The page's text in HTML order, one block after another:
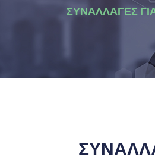
ΣΥΝΑΛΛΑΓΕΣ